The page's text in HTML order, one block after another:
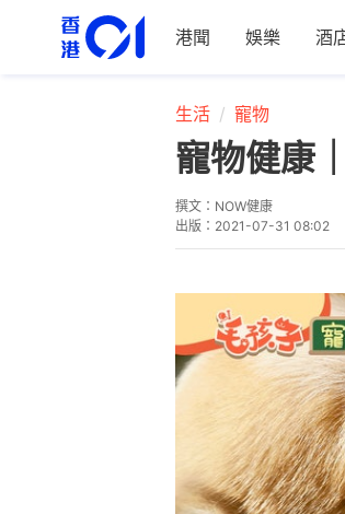
港聞 娛樂 酒
生活 寵物
寵物健康
撰文： NOW健康
出版： 2021-07-31 08:02